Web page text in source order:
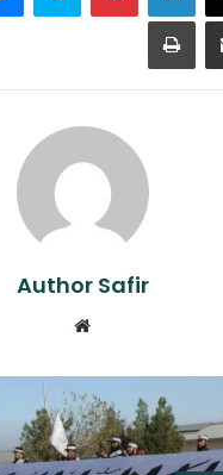
Share via Email
Print
Author Safir